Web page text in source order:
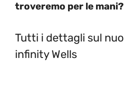
troveremo per le mani?
Tutti i dettagli sul
infinity Wells